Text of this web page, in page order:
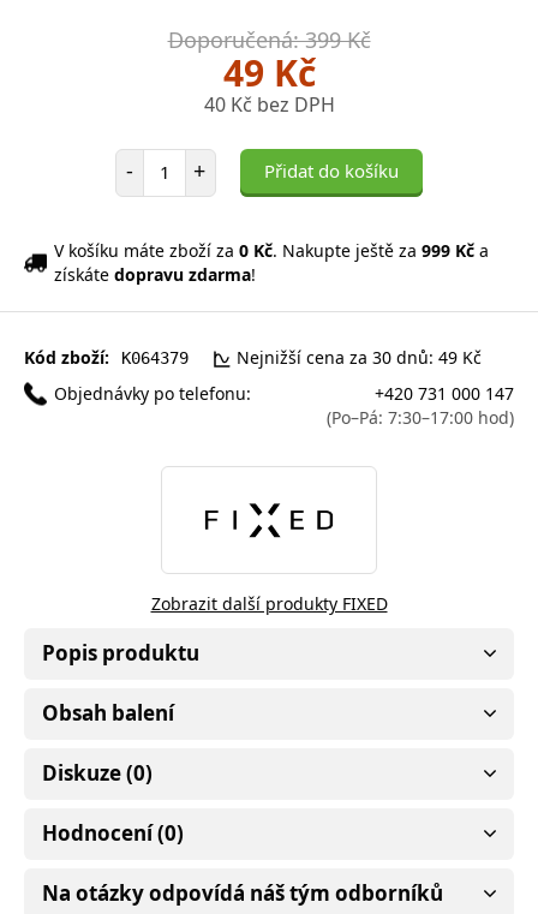
Doporučená: 399 Kč
49 Kč
40 Kč bez DPH
- Počet položek
+ Přidat do košíku
V košíku máte zboží za 0 Kč. Nakupte ještě za 999 Kč a
získáte dopravu zdarma!
Kód zboží: K064379
Nejnižší cena za 30 dnů: 49 Kč
Objednávky po telefonu:
+420 731 000 147
(Po–Pá: 7:30–17:00 hod)
Zobrazit další produkty FIXED
Popis produktu
Obsah balení
Diskuze (0)
Hodnocení (0)
Na otázky odpovídá náš tým odborníků